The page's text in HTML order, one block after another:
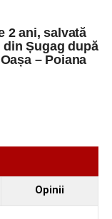
String Symphonic
Club Alba Iulia
oportunitatea
2 ani, salvată
Șugag după
– Poiana
Opinii